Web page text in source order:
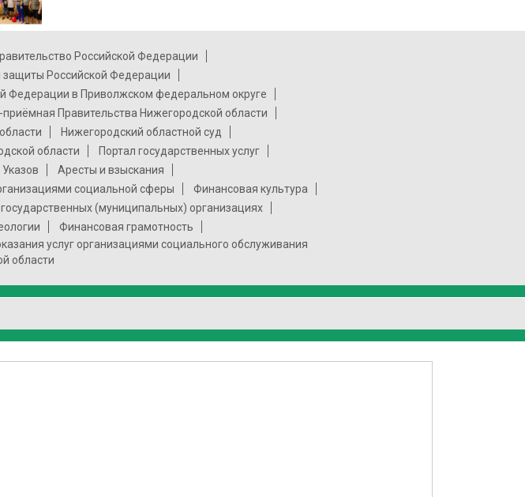
Российской Федерации
защиты Российской Федерации
Федерации в Приволжском федеральном округе
приёмная Правительства Нижегородской области
Нижегородский областной суд
области
Портал государственных услуг
Аресты и взыскания
социальной сферы
Финансовая культура
(муниципальных) организациях
Финансовая грамотность
услуг организациями социального обслуживания
области